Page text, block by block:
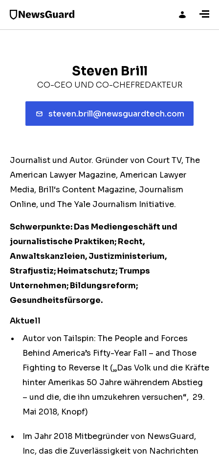
Steven Brill
CO-CEO UND CO-CHEFREDAKTEUR
steven.brill@newsguardtech.com
Journalist und Autor. Gründer von Court TV, The
American Lawyer Magazine, American Lawyer
Media, Brill‘s Content Magazine, Journalism
Online, und The Yale Journalism Initiative.
Schwerpunkte: Das Mediengeschäft und
journalistische Praktiken; Recht,
Anwaltskanzleien, Justizministerium,
Strafjustiz; Heimatschutz; Trumps
Unternehmen; Bildungsreform;
Gesundheitsfürsorge.
Aktuell
Autor von Tailspin: The People and Forces
Behind America’s Fifty-Year Fall – and Those
Fighting to Reverse It („Das Volk und die Kräfte
hinter Amerikas 50 Jahre währendem Abstieg
– und die, die ihn umzukehren versuchen“, 29.
Mai 2018, Knopf)
Im Jahr 2018 Mitbegründer von NewsGuard,
Inc, das die Zuverlässigkeit von Nachrichten